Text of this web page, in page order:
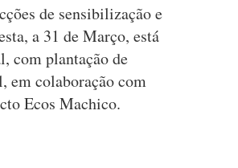
de sensibilização e
a 31 de Março, está
com plantação de
em colaboração com
Ecos Machico.